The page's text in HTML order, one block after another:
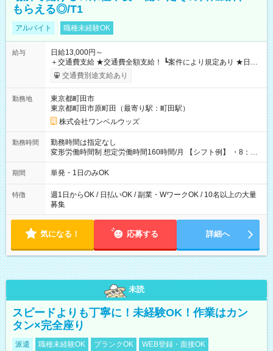
もらえる◎/T1
アルバイト 職種未経験OK
給与
日給13,000円～
＋交通費支給 ★交通費全額支給！ ┗案件により規定あり ★日払
いOK！（規定あり） ┗働いたその日に現金GET♪ お仕事後はコ
ンビニATMから 日払い分を引き落とせます！ 【試用期間】試
交通費別途支給あり
勤務地
東京都町田市
東京都町田市原町田（最寄り駅：町田駅）
株式会社ワンベルウッズ
勤務時間
勤務時間は指定なし
変形労働時間制 想定労働時間160時間/月 【シフト例】 ・8：00
～21：00
期間 単発・1日のみOK
特徴
週1日からOK / 日払いOK / 副業・WワークOK / 10名以上の大量
募集
気になる！ 応募する 詳細へ
未読
スピードよりも丁寧に！未経験OK！作業はカン
タン×完全座り
派遣 職種未経験OK ブランクOK WEB登録・面接OK